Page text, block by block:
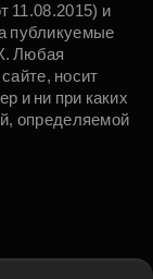
11.08.2015) и
публикуемые
Любая
носит
и ни при каких
определяемой